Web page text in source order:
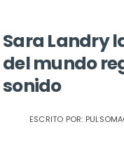
Sara Landry
del mundo
sonido
ESCRITO POR: